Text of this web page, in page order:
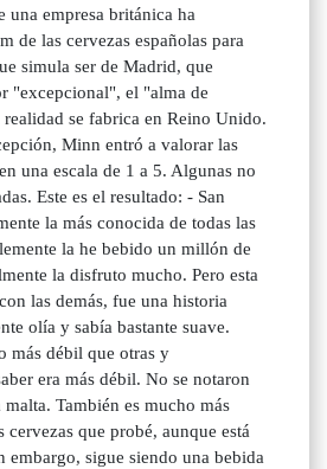
una empresa británica ha
de las cervezas españolas para
simula ser de Madrid, que
"excepcional", el "alma de
se fabrica en Reino Unido.
Minn entró a valorar las
una escala de 1 a 5. Algunas no
Este es el resultado: - San
la más conocida de todas las
la he bebido un millón de
la disfruto mucho. Pero esta
las demás, fue una historia
olía y sabía bastante suave.
más débil que otras y
era más débil. No se notaron
También es mucho más
cervezas que probé, aunque está
embargo, sigue siendo una bebida